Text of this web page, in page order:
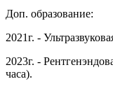
Доп. образование:
2021г. -
2023г. -
часа).